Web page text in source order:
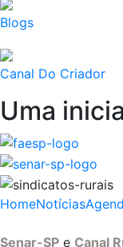
Blogs
Canal Do Criador
Uma
HomeNotícias
Senar-SP e Canal